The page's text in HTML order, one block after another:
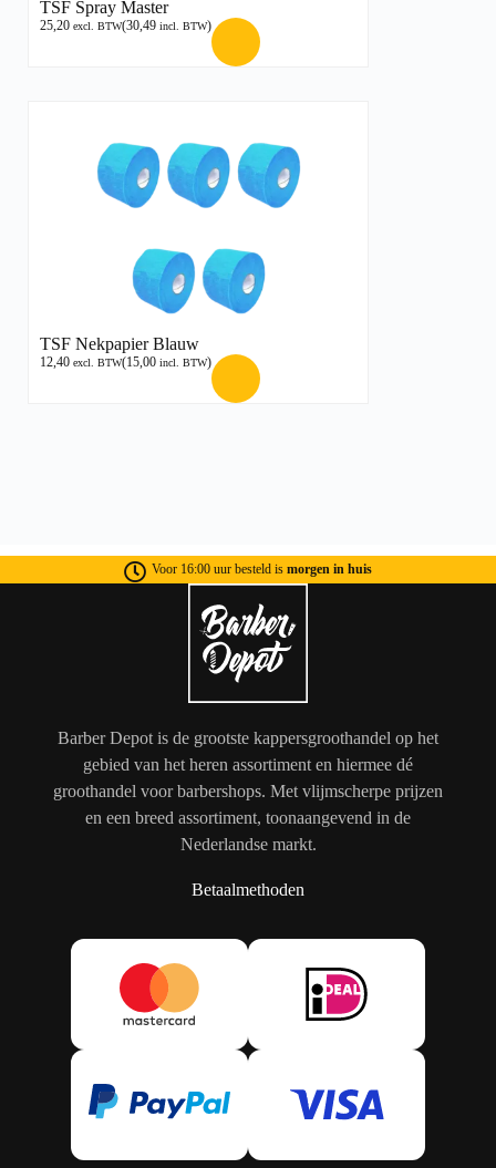
TSF Spray Master
25,20 excl. BTW(30,49 incl. BTW)
TSF Nekpapier Blauw
12,40 excl. BTW(15,00 incl. BTW)
Voor 16:00 uur besteld is morgen in huis
Barber Depot is de grootste kappersgroothandel op het
gebied van het heren assortiment en hiermee dé
groothandel voor barbershops. Met vlijmscherpe prijzen
en een breed assortiment, toonaangevend in de
Nederlandse markt.
Betaalmethoden